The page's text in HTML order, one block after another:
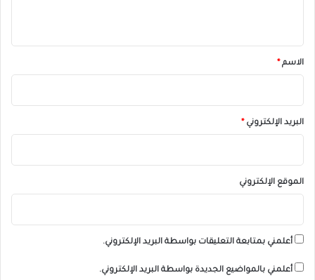
*الاسم *
البريد الإلكتروني *
الموقع الإلكتروني
أعلمني بمتابعة التعليقات بواسطة البريد الإلكتروني.
أعلمني بالمواضيع الجديدة بواسطة البريد الإلكتروني.